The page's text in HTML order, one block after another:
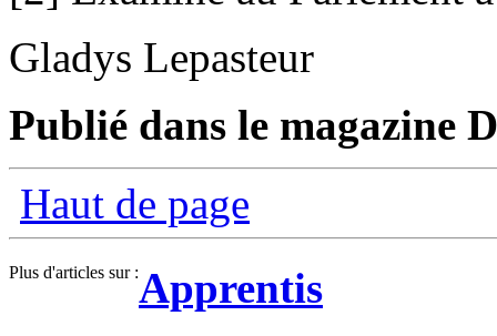
Gladys Lepasteur
Publié dans le magazine
Haut de page
Plus d'articles sur :Apprentis